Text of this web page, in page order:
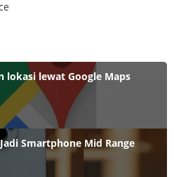
lokasi lewat Google Maps
Smartphone Mid Range